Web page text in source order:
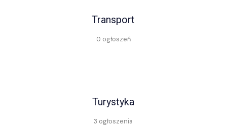
Transport
0 ogłoszeń
Turystyka
3 ogłoszenia